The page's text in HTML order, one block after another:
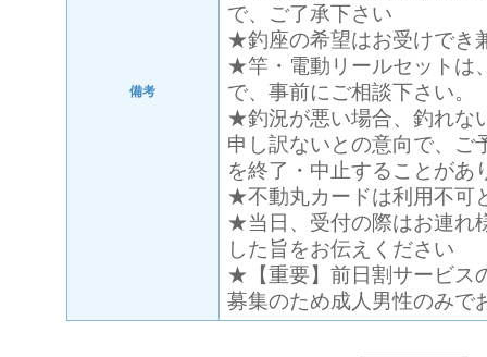
備考
で、ご了承下さい
★釣座の希望はお受けでき
★竿・電動リールセットは
で、事前にご相談下さい。
★釣況が悪い場合、釣れな
申し訳ないとの意向で、ご
を終了・中止することがあ
★不動丸カードは利用不可
★当日、受付の際はお連れ
した旨をお伝えください
★【重要】前日割サービス
募集のため成人男性のみで